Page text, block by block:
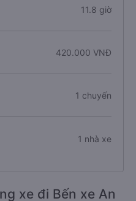
11.8 giờ
420.000 VNĐ
1 chuyến
1 nhà xe
xe đi Bến xe An